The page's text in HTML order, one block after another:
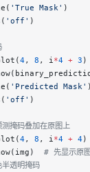
'True Mask' )
'off' )
4, 8 , i*4 + 3 )
'Predicted Mask' )
'off' )
掩码叠加在原图上
4, 8 , i*4 + 4)
# 先显示原图
透明掩码